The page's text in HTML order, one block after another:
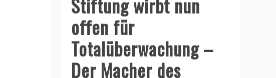
offen für
Totalüberwachung –
Der Macher des